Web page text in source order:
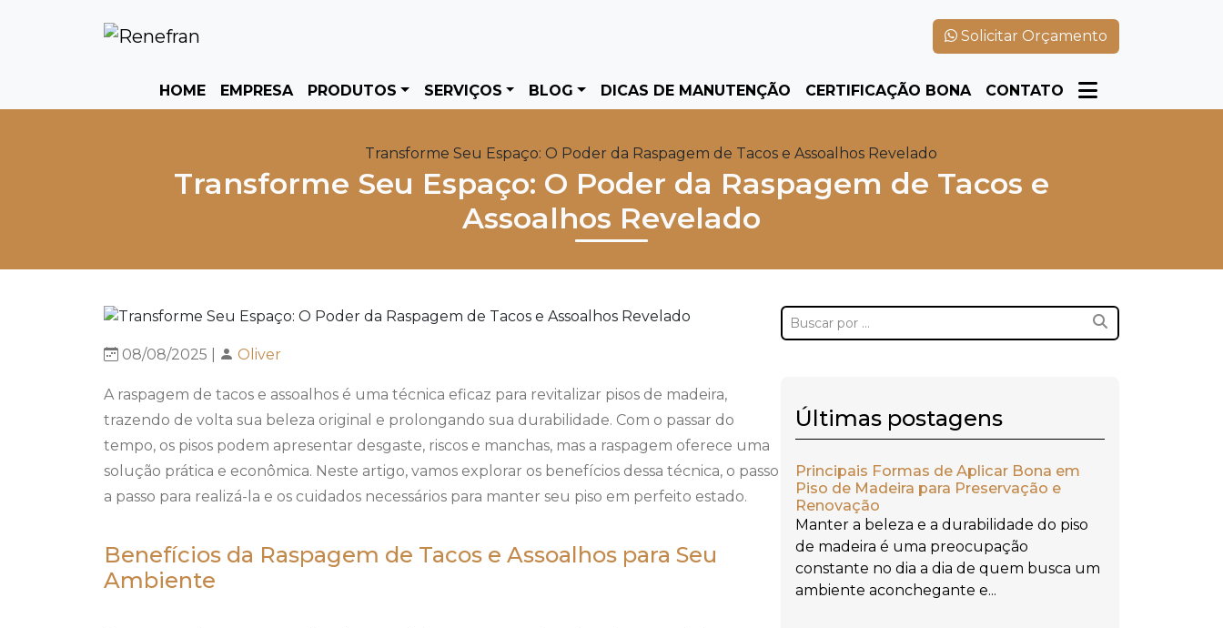
Solicitar Orçamento
HOME EMPRESA PRODUTOS SERVIÇOS BLOG DICAS DE MANUTENÇÃO CERTIFICAÇÃO BONA CONTATO
Transforme Seu Espaço: O Poder da Raspagem de Tacos e Assoalhos Revelado
Transforme Seu Espaço: O Poder da Raspagem de Tacos e
Assoalhos Revelado
08/08/2025 | Oliver
A raspagem de tacos e assoalhos é uma técnica eficaz para revitalizar pisos de madeira,
trazendo de volta sua beleza original e prolongando sua durabilidade. Com o passar do
tempo, os pisos podem apresentar desgaste, riscos e manchas, mas a raspagem oferece uma
solução prática e econômica. Neste artigo, vamos explorar os benefícios dessa técnica, o passo
a passo para realizá-la e os cuidados necessários para manter seu piso em perfeito estado.
Benefícios da Raspagem de Tacos e Assoalhos para Seu
Ambiente
Últimas postagens
Principais Formas de Aplicar Bona em
Piso de Madeira para Preservação e
Renovação
Manter a beleza e a durabilidade do piso
de madeira é uma preocupação
constante no dia a dia de quem busca um
ambiente aconchegante e...